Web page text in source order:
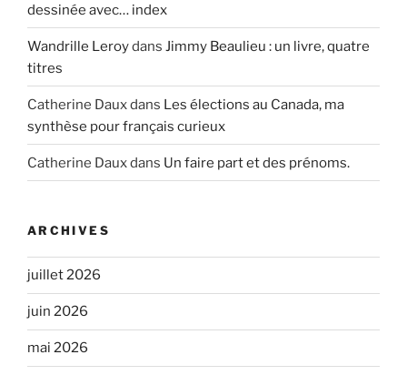
dessinée avec… index
Wandrille Leroydans Jimmy Beaulieu : un livre, quatre
titres
Catherine Dauxdans Les élections au Canada, ma
synthèse pour français curieux
Catherine Dauxdans Un faire part et des prénoms.
ARCHIVES
juillet 2026
juin 2026
mai 2026